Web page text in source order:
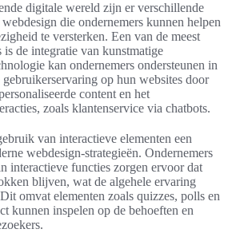
digitale wereld zijn er verschillende
die ondernemers kunnen helpen
te versterken. Een van de meest
de integratie van kunstmatige
kan ondernemers ondersteunen in
gebruikerservaring op hun websites door
content en het
zoals klantenservice via chatbots.
van interactieve elementen een
webdesign-strategieën. Ondernemers
interactieve functies zorgen ervoor dat
blijven, wat de algehele ervaring
omvat elementen zoals quizzes, polls en
kunnen inspelen op de behoeften en